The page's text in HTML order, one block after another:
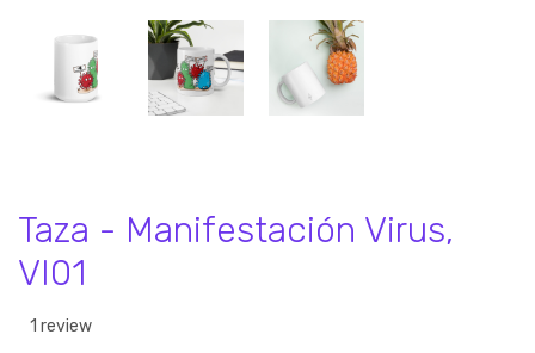
Taza - Manifestación Virus,
VI01
1 review